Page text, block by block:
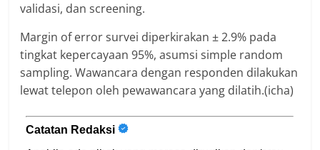
validasi, dan screening.
Margin of error survei diperkirakan ± 2.9% pada
tingkat kepercayaan 95%, asumsi simple random
sampling. Wawancara dengan responden dilakukan
lewat telepon oleh pewawancara yang dilatih.(icha)